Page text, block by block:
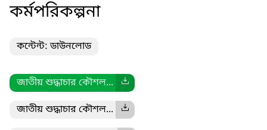
কর্মপরিকল্পনা
কন্টেন্ট: ডাউনলোড
জাতীয় শুদ্ধাচার কৌশল...
জাতীয় শুদ্ধাচার কৌশল...